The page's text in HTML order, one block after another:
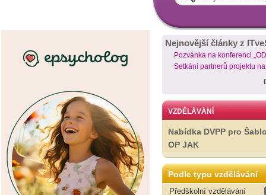
Nejnovější články z
Pozvánka na konferenci
Setkání partnerů projektu
VZDĚLÁVÁNÍ
Nabídka DVPP pro
OP JAK
Podle typu vzdělávání
Předškolní vzdělávání